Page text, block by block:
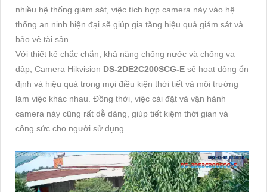
nhiều hệ thống giám sát, việc tích hợp camera này vào hệ
thống an ninh hiện đại sẽ giúp gia tăng hiệu quả giám sát và
bảo vệ tài sản.
Với thiết kế chắc chắn, khả năng chống nước và chống va
đập, Camera Hikvision DS-2DE2C200SCG-E sẽ hoạt động ổn
định và hiệu quả trong mọi điều kiện thời tiết và môi trường
làm việc khác nhau. Đồng thời, việc cài đặt và vận hành
camera này cũng rất dễ dàng, giúp tiết kiệm thời gian và
công sức cho người sử dụng.